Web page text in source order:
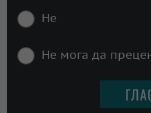
Не
Не мога да